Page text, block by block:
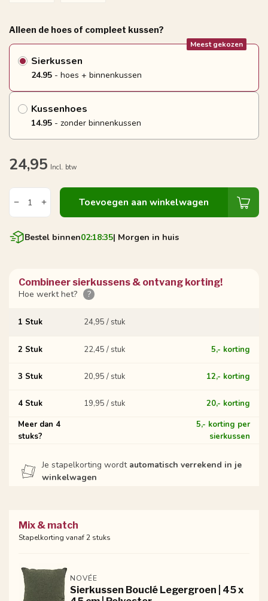
Alleen de hoes of compleet kussen?
Sierkussen
Meest gekozen
24.95 - hoes + binnenkussen
Kussenhoes
14.95 - zonder binnenkussen
24,95 Incl. btw
Toevoegen aan winkelwagen
Bestel binnen02:18:34| Morgen in huis
Combineer sierkussens & ontvang korting!
Hoe werkt het?
?
1 Stuk 24,95 / stuk
2 Stuk 22,45 / stuk 5,- korting
3 Stuk 20,95 / stuk 12,- korting
4 Stuk 19,95 / stuk
20,- korting
Meer dan 4
stuks?
5,- korting per
sierkussen
Je stapelkorting wordt automatisch verrekend in je
winkelwagen
Mix & match
Stapelkorting vanaf 2 stuks
NOVÉE
Sierkussen Bouclé Legergroen | 45 x